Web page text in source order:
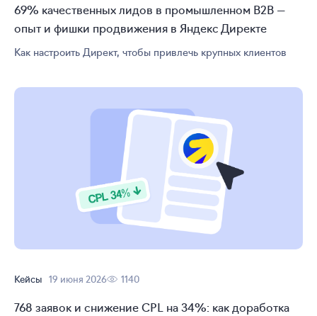
69% качественных лидов в промышленном B2B —
опыт и фишки продвижения в Яндекс Директе
Как настроить Директ, чтобы привлечь крупных клиентов
Кейсы 19 июня 2026 1140
768 заявок и снижение CPL на 34%: как доработка